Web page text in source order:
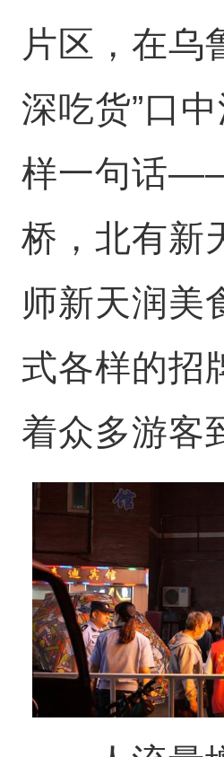
片区，在乌
深吃货”口
样一句话
桥，北有新
师新天润美
式各样的招
着众多游客